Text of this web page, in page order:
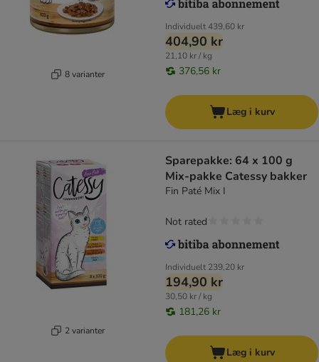
8 varianter
Individuelt439,60 kr
404,90 kr
21,10 kr / kg
376,56 kr
Læg i kurv
2 varianter
Sparepakke: 64 x 100 g
Mix-pakke Catessy bakker
Fin Paté Mix I
Individuelt 239,20 kr
194,90 kr
30,50 kr / kg
181,26 kr
Not rated
Læg i kurv